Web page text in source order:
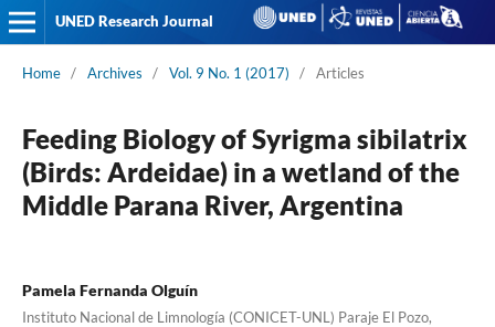
UNED Research Journal
Home / Archives / Vol. 9 No. 1 (2017) / Articles
Feeding Biology of Syrigma sibilatrix
(Birds: Ardeidae) in a wetland of the
Middle Parana River, Argentina
Pamela Fernanda Olguín
Instituto Nacional de Limnología (CONICET-UNL) Paraje El Pozo,